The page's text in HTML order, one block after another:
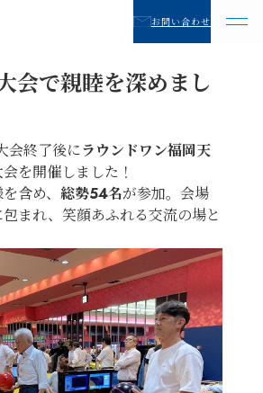
お問い合わせ
会で親睦を深めまし
会終了後にラウンドワン福岡天
を開催しました！
含め、 総勢54名が参加。会場
まれ、笑顔あふれる交流の場と